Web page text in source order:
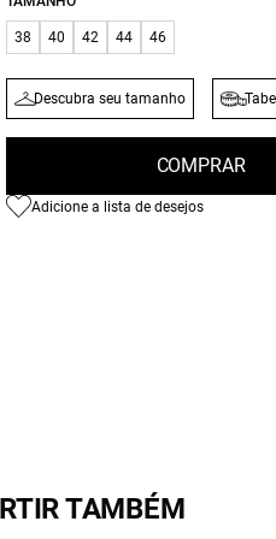
38 40 42 44 46
Descubra seu tamanho
COMPRAR
Adicione a lista de desejos
TAMBÉM